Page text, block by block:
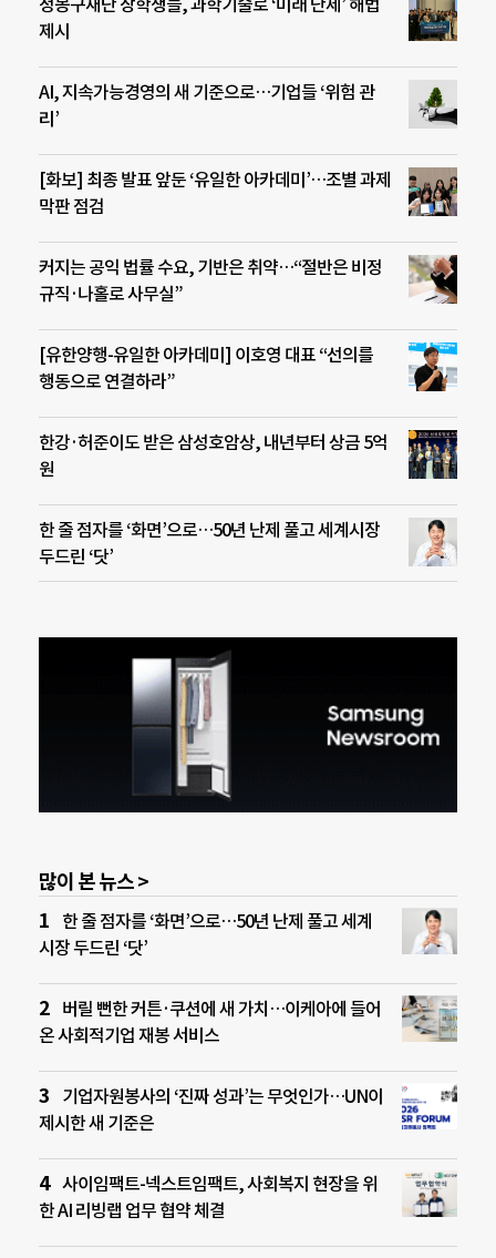
정몽구재단 장학생들, 과학기술로 ‘미래 난제’ 해법
제시
AI, 지속가능경영의 새 기준으로…기업들 ‘위험 관
리’
[화보] 최종 발표 앞둔 ‘유일한 아카데미’…조별 과제
막판 점검
커지는 공익 법률 수요, 기반은 취약…“절반은 비정
규직·나홀로 사무실”
[유한양행-유일한 아카데미] 이호영 대표 “선의를
행동으로 연결하라”
한강·허준이도 받은 삼성호암상, 내년부터 상금 5억
원
한 줄 점자를 ‘화면’으로…50년 난제 풀고 세계시장
두드린 ‘닷’
많이 본 뉴스 >
한 줄 점자를 ‘화면’으로…50년 난제 풀고 세계
시장 두드린 ‘닷’
버릴 뻔한 커튼·쿠션에 새 가치…이케아에 들어
온 사회적기업 재봉 서비스
기업자원봉사의 ‘진짜 성과’는 무엇인가…UN이
제시한 새 기준은
사이임팩트-넥스트임팩트, 사회복지 현장을 위
한 AI 리빙랩 업무 협약 체결